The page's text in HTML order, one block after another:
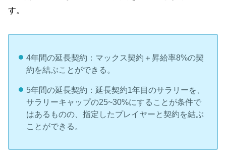
す。
4年間の延長契約：マックス契約＋昇給率8%の契
約を結ぶことができる。
5年間の延長契約：延長契約1年目のサラリーを、
サラリーキャップの25~30%にすることが条件で
はあるものの、指定したプレイヤーと契約を結ぶ
ことができる。